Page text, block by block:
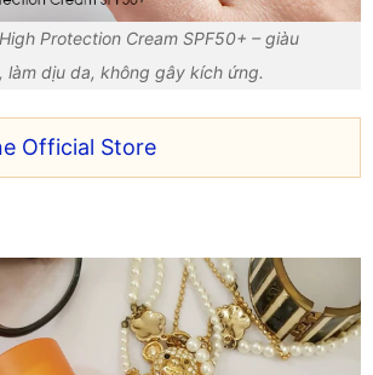
Protection Cream SPF50+ – giàu
làm dịu da, không gây kích ứng.
Official Store